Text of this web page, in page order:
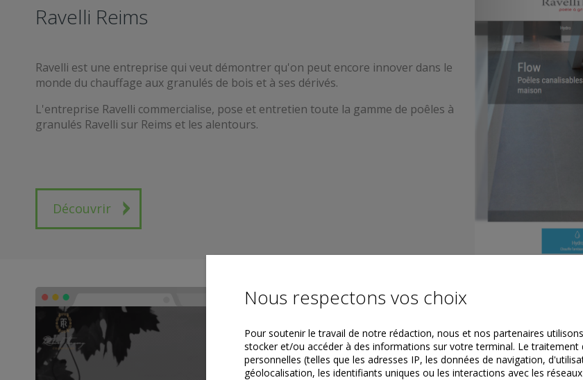
Ravelli Reims
Ravelli est une entreprise qui veut démontrer qu'on peut encore innover dans le
monde du chauffage aux granulés de bois et à ses dérivés.
L'entreprise Ravelli commercialise, pose et entretien toute la gamme de poêles à
granulés Ravelli sur Reims et les alentours.
Découvrir
Nous respectons vos choix
Pour soutenir le travail de notre rédaction, nous et nos partenaires
stocker et/ou accéder à des informations sur votre terminal. Le traitement
personnelles (telles que les adresses IP, les données de navigation,
géolocalisation, les identifiants uniques ou les interactions avec les